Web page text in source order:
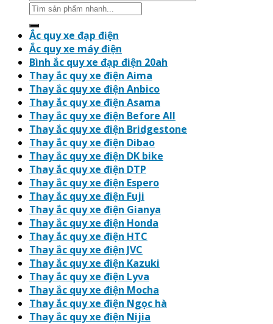
Search
for:
Ắc quy xe đạp điện
Ắc quy xe máy điện
Bình ắc quy xe đạp điện 20ah
Thay ắc quy xe điện Aima
Thay ắc quy xe điện Anbico
Thay ắc quy xe điện Asama
Thay ắc quy xe điện Before All
Thay ắc quy xe điện Bridgestone
Thay ắc quy xe điện Dibao
Thay ắc quy xe điện DK bike
Thay ắc quy xe điện DTP
Thay ắc quy xe điện Espero
Thay ắc quy xe điện Fuji
Thay ắc quy xe điện Gianya
Thay ắc quy xe điện Honda
Thay ắc quy xe điện HTC
Thay ắc quy xe điện JVC
Thay ắc quy xe điện Kazuki
Thay ắc quy xe điện Lyva
Thay ắc quy xe điện Mocha
Thay ắc quy xe điện Ngọc hà
Thay ắc quy xe điện Nijia